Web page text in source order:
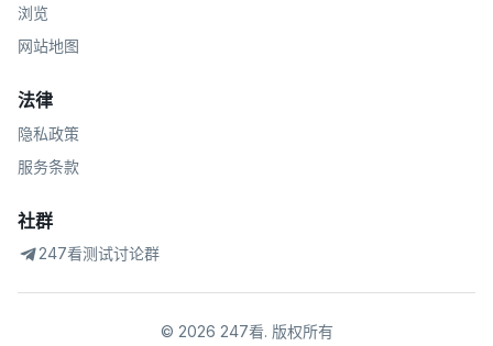
浏览
网站地图
法律
隐私政策
服务条款
社群
247看测试讨论群
© 2026 247看. 版权所有